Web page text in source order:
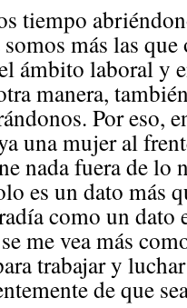
tiempo
más las
ámbito laboral y
manera,
Por eso,
una mujer al
nada fuera de lo
es un dato más
como un dato
me vea más
trabajar y
de que